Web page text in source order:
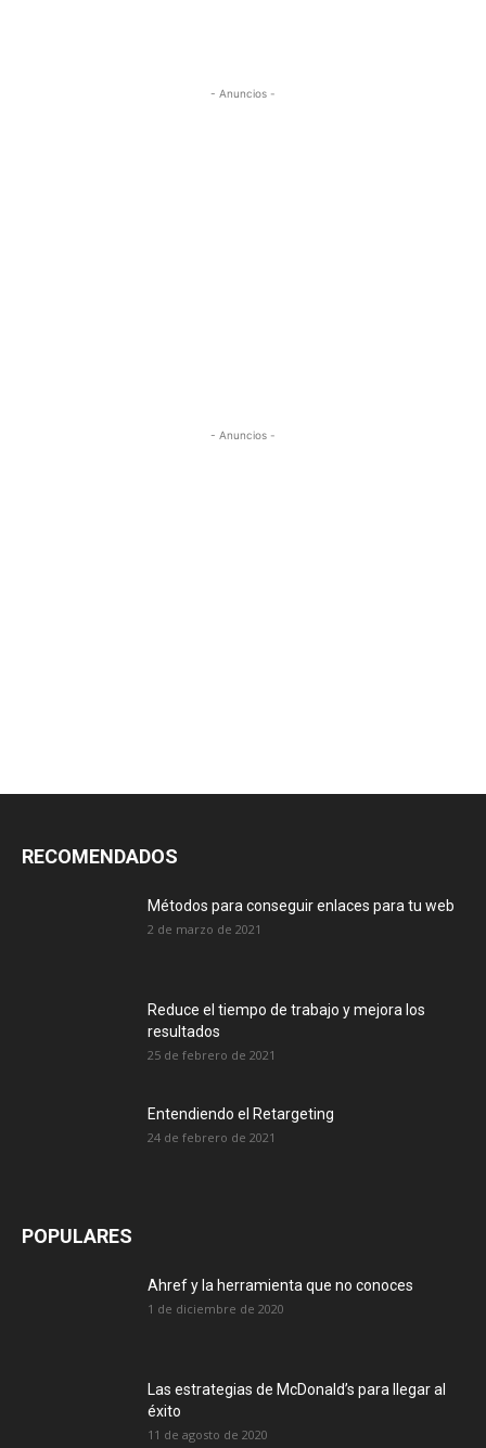
- Anuncios -
- Anuncios -
RECOMENDADOS
Métodos para conseguir enlaces para tu web
2 de marzo de 2021
Reduce el tiempo de trabajo y mejora los
resultados
25 de febrero de 2021
Entendiendo el Retargeting
24 de febrero de 2021
POPULARES
Ahref y la herramienta que no conoces
1 de diciembre de 2020
Las estrategias de McDonald’s para llegar al
éxito
11 de agosto de 2020